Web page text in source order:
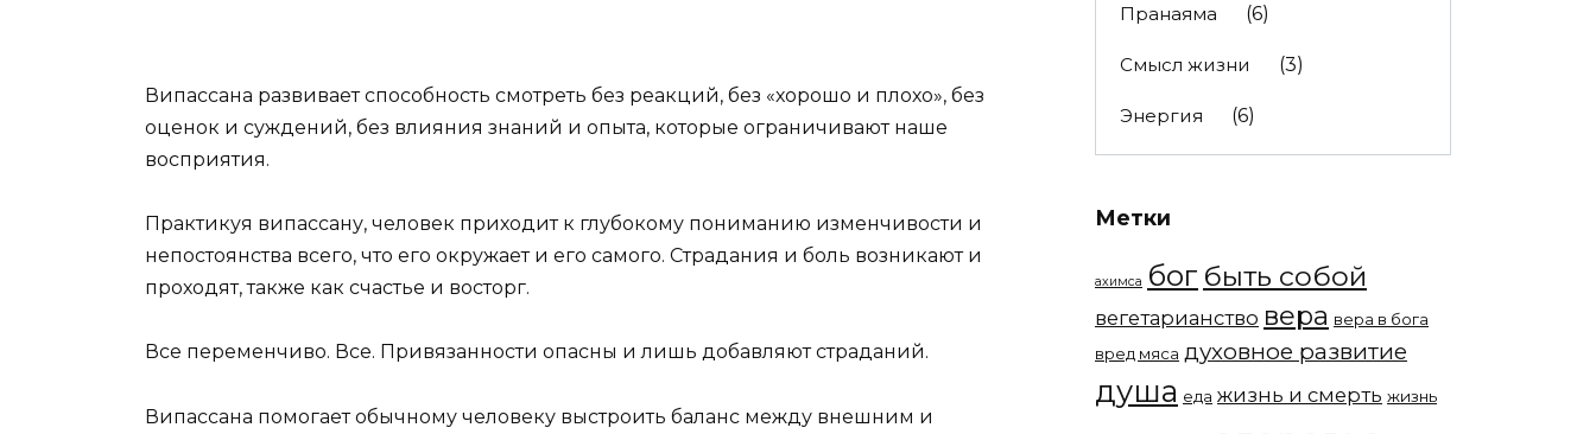
Випассана развивает способность смотреть без реакций, без «хорошо и плохо», без
оценок и суждений, без влияния знаний и опыта, которые ограничивают наше
восприятия.
Практикуя випассану, человек приходит к глубокому пониманию изменчивости и
непостоянства всего, что его окружает и его самого. Страдания и боль возникают и
проходят, также как счастье и восторг.
Все переменчиво. Все. Привязанности опасны и лишь добавляют страданий.
Випассана помогает обычному человеку выстроить баланс между внешним и
Пранаяма (6)
Смысл жизни (3)
Энергия (6)
Метки
ахимса бог быть собой
вегетарианство вера вера в бога
вред мяса духовное развитие
душа еда жизнь и смерть жизнь